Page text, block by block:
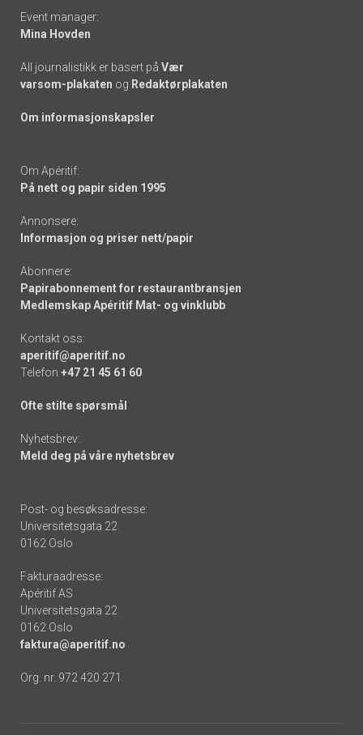
Event manager:
Mina Hovden
All journalistikk er basert på Vær
varsom-plakaten og Redaktørplakaten
Om informasjonskapsler
Om Apéritif:
På nett og papir siden 1995
Annonsere:
Informasjon og priser nett/papir
Abonnere:
Papirabonnement for restaurantbransjen
Medlemskap Apéritif Mat- og vinklubb
Kontakt oss:
aperitif@aperitif.no
Telefon +47 21 45 61 60
Ofte stilte spørsmål
Nyhetsbrev:
Meld deg på våre nyhetsbrev
Post- og besøksadresse:
Universitetsgata 22
0162 Oslo
Fakturaadresse:
Apéritif AS
Universitetsgata 22
0162 Oslo
faktura@aperitif.no
Org. nr. 972 420 271